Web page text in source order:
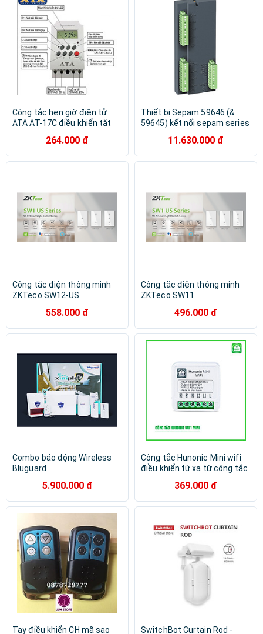
Công tắc hẹn giờ điện tử
ATA AT-17C điều khiển tắt
hẹn - Hàng chính hãng
264.000 đ
Thiết bị Sepam 59646 (&
59645) kết nối sepam series
11.630.000 đ
Công tắc điện thông minh
ZKTeco SW12-US
558.000 đ
Công tắc điện thông minh
ZKTeco SW11
496.000 đ
Combo báo động Wireless
Bluguard
5.900.000 đ
Công tắc Hunonic Mini wifi
điều khiển từ xa từ công tắc
thông minh369.000 đ
Tay điều khiển CH mã sao SwitchBot Curtain Rod -